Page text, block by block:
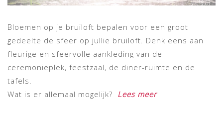
Bloemen op je bruiloft bepalen voor een groot
gedeelte de sfeer op jullie bruiloft. Denk eens aan
fleurige en sfeervolle aankleding van de
ceremonieplek, feestzaal, de diner-ruimte en de
tafels.
Wat is er allemaal mogelijk? Lees meer